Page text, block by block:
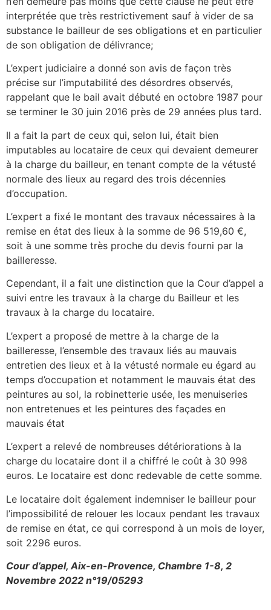
interprétée que très restrictivement sauf à vider de sa
substance le bailleur de ses obligations et en particulier
de son obligation de délivrance;
L’expert judiciaire a donné son avis de façon très
précise sur l’imputabilité des désordres observés,
rappelant que le bail avait débuté en octobre 1987 pour
se terminer le 30 juin 2016 près de 29 années plus tard.
Il a fait la part de ceux qui, selon lui, était bien
imputables au locataire de ceux qui devaient demeurer
à la charge du bailleur, en tenant compte de la vétusté
normale des lieux au regard des trois décennies
d’occupation.
L’expert a fixé le montant des travaux nécessaires à la
remise en état des lieux à la somme de 96 519,60 €,
soit à une somme très proche du devis fourni par la
bailleresse.
Cependant, il a fait une distinction que la Cour d’appel a
suivi entre les travaux à la charge du Bailleur et les
travaux à la charge du locataire.
L’expert a proposé de mettre à la charge de la
bailleresse, l’ensemble des travaux liés au mauvais
entretien des lieux et à la vétusté normale eu égard au
temps d’occupation et notamment le mauvais état des
peintures au sol, la robinetterie usée, les menuiseries
non entretenues et les peintures des façades en
mauvais état
L’expert a relevé de nombreuses détériorations à la
charge du locataire dont il a chiffré le coût à 30 998
euros. Le locataire est donc redevable de cette somme.
Le locataire doit également indemniser le bailleur pour
l’impossibilité de relouer les locaux pendant les travaux
de remise en état, ce qui correspond à un mois de loyer,
soit 2296 euros.
Cour d’appel, Aix-en-Provence, Chambre 1-8, 2
Novembre 2022 n°19/05293